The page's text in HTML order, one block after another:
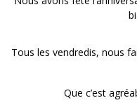
Tous les vendredis, nous
Que c’est